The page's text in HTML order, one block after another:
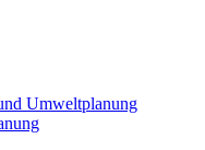
Umweltplanung